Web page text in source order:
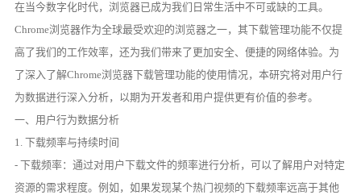
在当今数字化时代，浏览器已成为我们日常生活中不可或缺的工具。
Chrome浏览器作为全球最受欢迎的浏览器之一，其下载管理功能不仅提
高了我们的工作效率，还为我们带来了更加安全、便捷的网络体验。为
了深入了解Chrome浏览器下载管理功能的使用情况，本研究将对用户行
为数据进行深入分析，以期为开发者和用户提供更有价值的参考。
一、用户行为数据分析
1. 下载频率与持续时间
- 下载频率：通过对用户下载文件的频率进行分析，可以了解用户对特定
资源的需求程度。例如，如果发现某个热门视频的下载频率远高于其他